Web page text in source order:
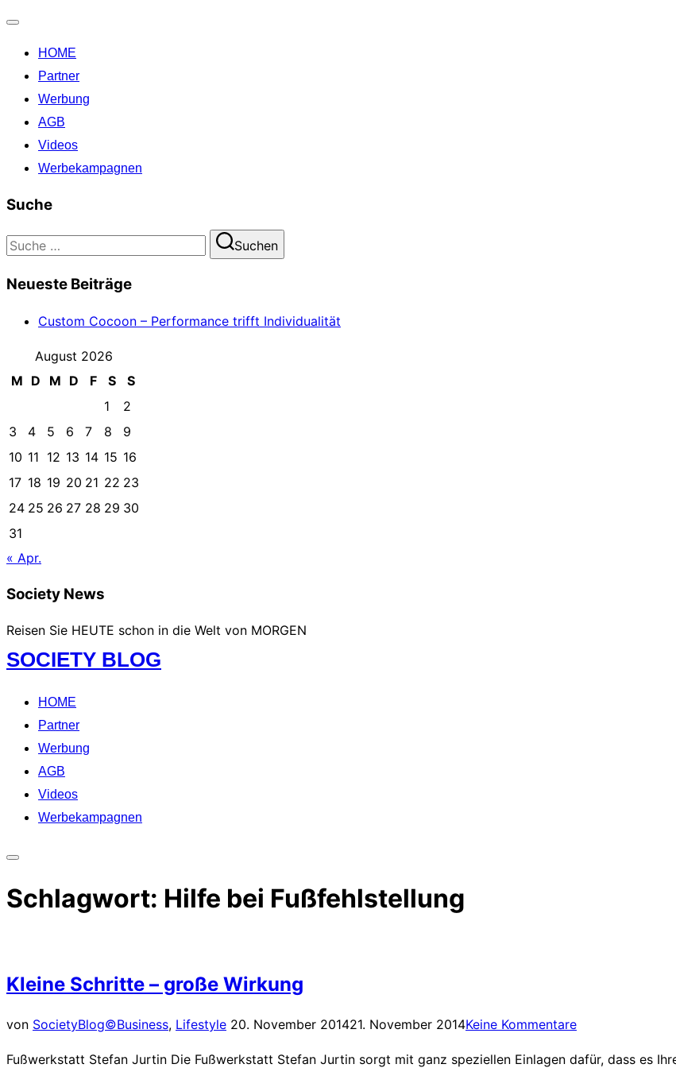
umschalten
HOME
Partner
Werbung
AGB
Videos
Werbekampagnen
Suche
Suchen
Suchen
Neueste Beiträge
Custom Cocoon – Performance trifft Individualität
August 2026
M D M D F S
S
1
2
3
4 5 6 7 8
9
10 11 12 13 14 15 16
17 18 19 20 21 22 23
24 25 26 27 28 29 30
31
« Apr.
Society News
Reisen Sie HEUTE schon in die Welt von MORGEN
Zum
Inhalt
springen
SOCIETY BLOG
HOME
Partner
Werbung
AGB
Videos
Werbekampagnen
&
Navigation
Schlagwort: Hilfe bei Fußfehlstellung
Kleine Schritte – große Wirkung
von SocietyBlog©Business, LifestyleVeröffentlicht
20. November 201421. November 2014Keine Kommentare
Fußwerkstatt Stefan Jurtin Die Fußwerkstatt Stefan Jurtin sorgt mit ganz speziellen Einlagen dafür, dass es